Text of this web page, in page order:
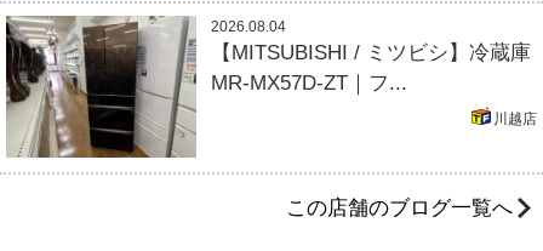
2026.08.04
【MITSUBISHI / ミツビシ】冷蔵庫
MR-MX57D-ZT｜フ...
川越店
この店舗のブログ一覧へ